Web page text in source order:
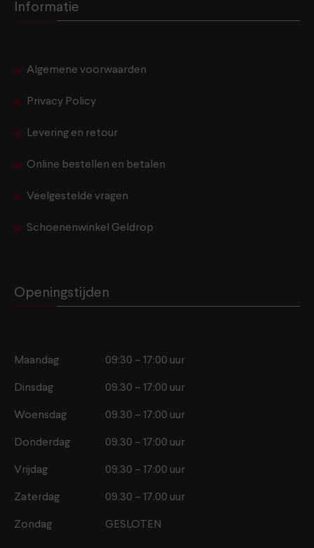
Informatie
Algemene voorwaarden
Privacy Policy
Levering en retour
Online bestellen en betalen
Veelgestelde vragen
Schoenenwinkel Geldrop
Openingstijden
Maandag 09:30 – 17:00 uur
Dinsdag 09.30 – 17:00 uur
Woensdag 09.30 – 17:00 uur
Donderdag 09.30 – 17:00 uur
Vrijdag 09.30 – 17:00 uur
Zaterdag 09.30 – 17.00 uur
Zondag GESLOTEN